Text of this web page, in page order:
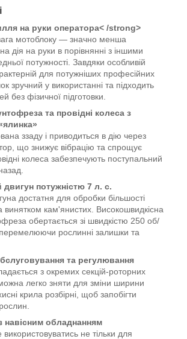
на руки оператора< /strong>
мотоблоку — значно менша
дія на руки в порівнянні з іншими
потужності. Завдяки особливій
для потужніших професійних
зручний у використанні та підходить
без фізичної підготовки.
та провідні колеса з
ззаду і приводиться в дію через
що знижує вібрацію та спрощує
колеса забезпечують поступальний
потужністю 7 л. с.
достатня для обробки більшості
винятком кам'янистих. Високошвидкісна
обертається зі швидкістю 250 об/
рослинні залишки та
та регулювання
з окремих секцій-роторних
легко зняти для зміни ширини
крила розбірні, щоб запобігти
навісним обладнанням
не тільки для